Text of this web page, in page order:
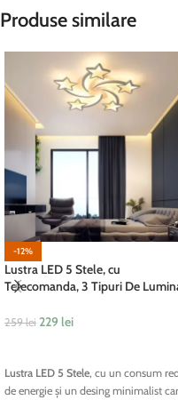
Produse similare
-12%
Lustra LED 5 Stele, cu
Telecomanda, 3 Tipuri De
259lei 229 lei
Lustra LED 5 Stele, cu un consum
de energie și un desing minimalist